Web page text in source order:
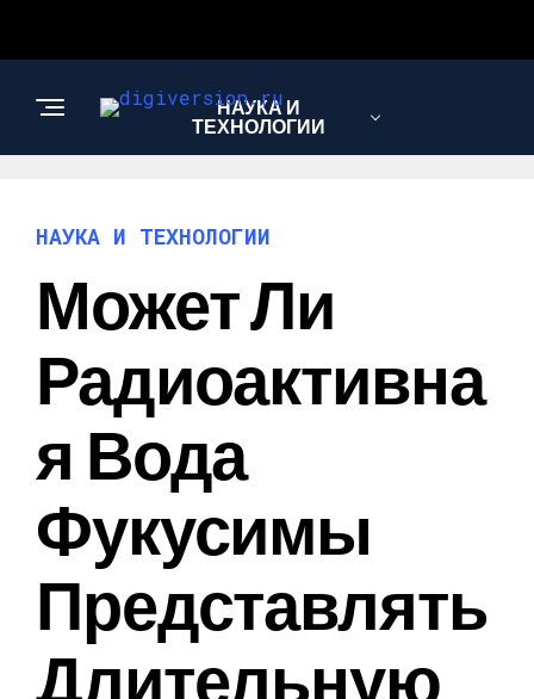
НАУКА И
ТЕХНОЛОГИИ
НАУКА И ТЕХНОЛОГИИ
Может Ли
Радиоактивна
Я Вода
Фукусимы
Представлять
Длительную